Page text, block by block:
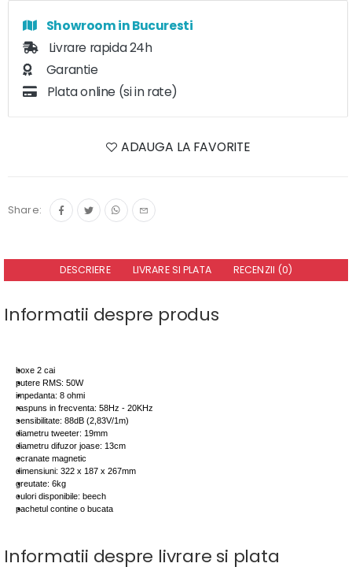
Showroom in Bucuresti
Livrare rapida 24h
Garantie
Plata online (si in rate)
ADAUGA LA FAVORITE
Share:
DESCRIERE LIVRARE SI PLATA RECENZII (0)
Informatii despre produs
boxe 2 cai
putere RMS: 50W
impedanta: 8 ohmi
raspuns in frecventa: 58Hz - 20KHz
sensibilitate: 88dB (2,83V/1m)
diametru tweeter: 19mm
diametru difuzor joase: 13cm
ecranate magnetic
dimensiuni: 322 x 187 x 267mm
greutate: 6kg
culori disponibile: beech
pachetul contine o bucata
Informatii despre livrare si plata